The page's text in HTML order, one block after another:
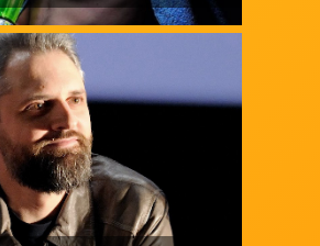
Artiste